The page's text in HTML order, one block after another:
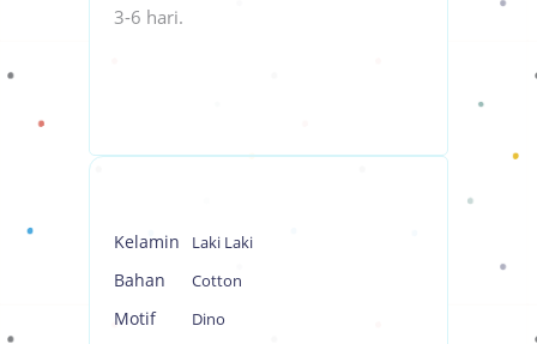
3-6 hari.
Kelamin Laki Laki
Bahan Cotton
Motif Dino